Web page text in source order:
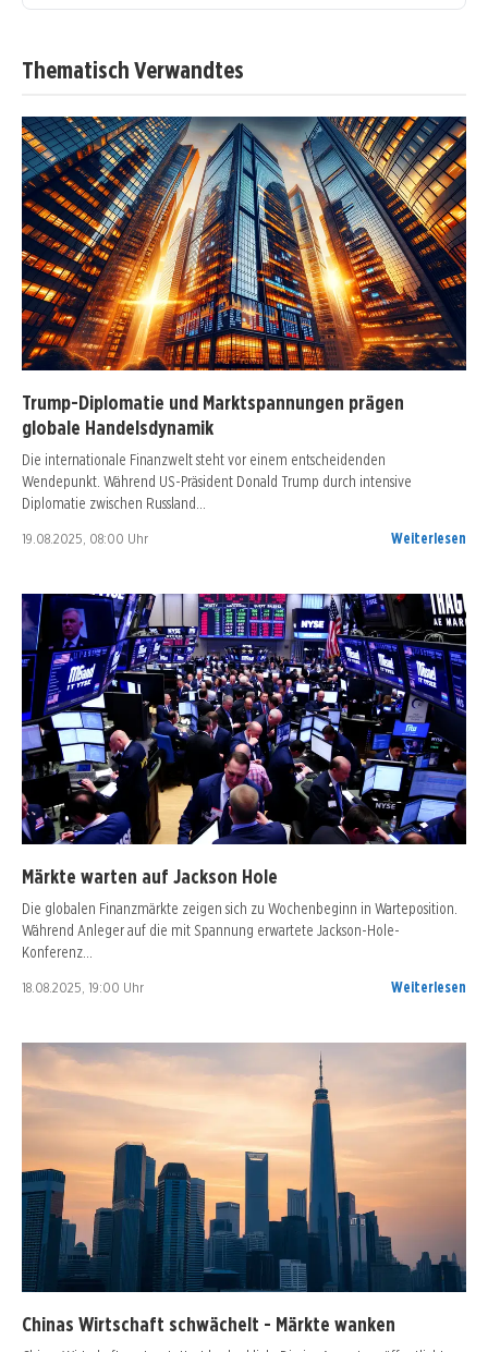
Thematisch Verwandtes
Trump-Diplomatie und Marktspannungen prägen
globale Handelsdynamik
Die internationale Finanzwelt steht vor einem entscheidenden
Wendepunkt. Während US-Präsident Donald Trump durch intensive
Diplomatie zwischen Russland…
19.08.2025, 08:00 Uhr Weiterlesen
Märkte warten auf Jackson Hole
Die globalen Finanzmärkte zeigen sich zu Wochenbeginn in Warteposition.
Während Anleger auf die mit Spannung erwartete Jackson-Hole-
Konferenz…
18.08.2025, 19:00 Uhr Weiterlesen
Chinas Wirtschaft schwächelt - Märkte wanken